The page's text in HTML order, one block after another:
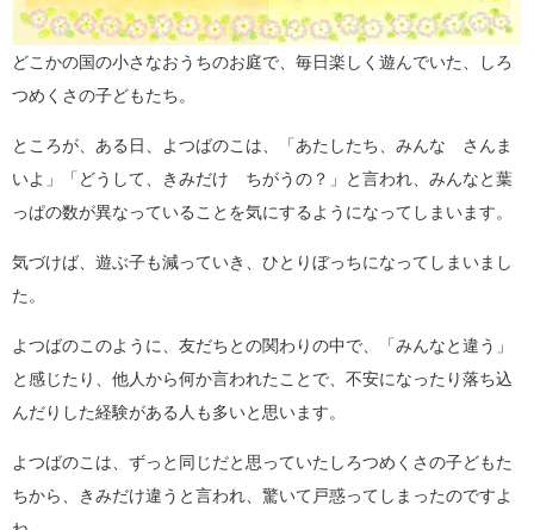
どこかの国の小さなおうちのお庭で、毎日楽しく遊んでいた、しろ
つめくさの子どもたち。
ところが、ある日、よつばのこは、「あたしたち、みんな さんま
いよ」「どうして、きみだけ ちがうの？」と言われ、みんなと葉
っぱの数が異なっていることを気にするようになってしまいます。
気づけば、遊ぶ子も減っていき、ひとりぼっちになってしまいまし
た。
よつばのこのように、友だちとの関わりの中で、「みんなと違う」
と感じたり、他人から何か言われたことで、不安になったり落ち込
んだりした経験がある人も多いと思います。
よつばのこは、ずっと同じだと思っていたしろつめくさの子どもた
ちから、きみだけ違うと言われ、驚いて戸惑ってしまったのですよ